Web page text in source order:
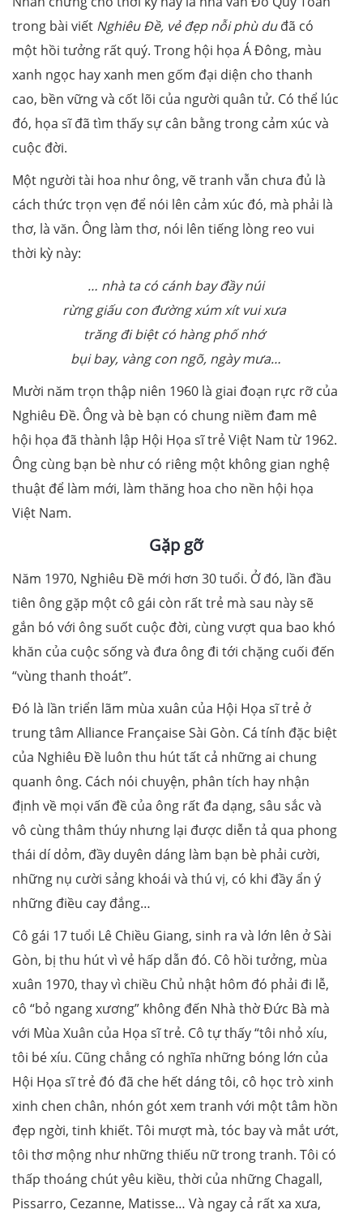
trong bài viết Nghiêu Đề, vẻ đẹp nỗi phù duđã có
một hồi tưởng rất quý. Trong hội họa Á Đông, màu
xanh ngọc hay xanh men gốm đại diện cho thanh
cao, bền vững và cốt lõi của người quân tử. Có thể lúc
đó, họa sĩ đã tìm thấy sự cân bằng trong cảm xúc và
cuộc đời.
Một người tài hoa như ông, vẽ tranh vẫn chưa đủ là
cách thức trọn vẹn để nói lên cảm xúc đó, mà phải là
thơ, là văn. Ông làm thơ, nói lên tiếng lòng reo vui
thời kỳ này:
… nhà ta có cánh bay đầy núi
rừng giấu con đường xúm xít vui xưa
trăng đi biệt có hàng phố nhớ
bụi bay, vàng con ngõ, ngày mưa…
Mười năm trọn thập niên 1960 là giai đoạn rực rỡ của
Nghiêu Đề. Ông và bè bạn có chung niềm đam mê
hội họa đã thành lập Hội Họa sĩ trẻ Việt Nam từ 1962.
Ông cùng bạn bè như có riêng một không gian nghệ
thuật để làm mới, làm thăng hoa cho nền hội họa
Việt Nam.
Gặp gỡ
Năm 1970, Nghiêu Đề mới hơn 30 tuổi. Ở đó, lần đầu
tiên ông gặp một cô gái còn rất trẻ mà sau này sẽ
gắn bó với ông suốt cuộc đời, cùng vượt qua bao khó
khăn của cuộc sống và đưa ông đi tới chặng cuối đến
“vùng thanh thoát”.
Đó là lần triển lãm mùa xuân của Hội Họa sĩ trẻ ở
trung tâm Alliance Française Sài Gòn. Cá tính đặc biệt
của Nghiêu Đề luôn thu hút tất cả những ai chung
quanh ông. Cách nói chuyện, phân tích hay nhận
định về mọi vấn đề của ông rất đa dạng, sâu sắc và
vô cùng thâm thúy nhưng lại được diễn tả qua phong
thái dí dỏm, đầy duyên dáng làm bạn bè phải cười,
những nụ cười sảng khoái và thú vị, có khi đầy ẩn ý
những điều cay đắng…
Cô gái 17 tuổi Lê Chiều Giang, sinh ra và lớn lên ở Sài
Gòn, bị thu hút vì vẻ hấp dẫn đó. Cô hồi tưởng, mùa
xuân 1970, thay vì chiều Chủ nhật hôm đó phải đi lễ,
cô “bỏ ngang xương” không đến Nhà thờ Đức Bà mà
với Mùa Xuân của Họa sĩ trẻ. Cô tự thấy “tôi nhỏ xíu,
tôi bé xíu. Cũng chẳng có nghĩa những bóng lớn của
Hội Họa sĩ trẻ đó đã che hết dáng tôi, cô học trò xinh
xinh chen chân, nhón gót xem tranh với một tâm hồn
đẹp ngời, tinh khiết. Tôi mượt mà, tóc bay và mắt ướt,
tôi thơ mộng như những thiếu nữ trong tranh. Tôi có
thấp thoáng chút yêu kiều, thời của những Chagall,
Pissarro, Cezanne, Matisse… Và ngay cả rất xa xưa,